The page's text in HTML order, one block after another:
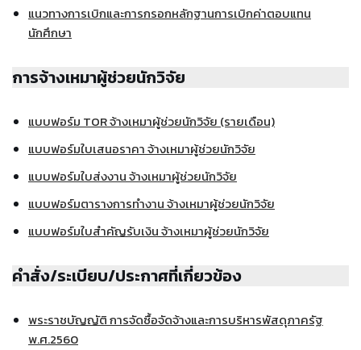
แนวทางการเบิกและการกรอกหลักฐานการเบิกค่าตอบแทน
นักศึกษา
การจ้างเหมาผู้ช่วยนักวิจัย
แบบฟอร์ม TOR จ้างเหมาผู้ช่วยนักวิจัย (รายเดือน)
แบบฟอร์มใบเสนอราคา จ้างเหมาผู้ช่วยนักวิจัย
แบบฟอร์มใบส่งงาน จ้างเหมาผู้ช่วยนักวิจัย
แบบฟอร์มตารางการทำงาน จ้างเหมาผู้ช่วยนักวิจัย
แบบฟอร์มใบสำคัญรับเงิน จ้างเหมาผู้ช่วยนักวิจัย
คำสั่ง/ระเบียบ/ประกาศที่เกี่ยวข้อง
พระราชบัญญัติ การจัดซื้อจัดจ้างและการบริหารพัสดุภาครัฐ
พ.ศ.2560